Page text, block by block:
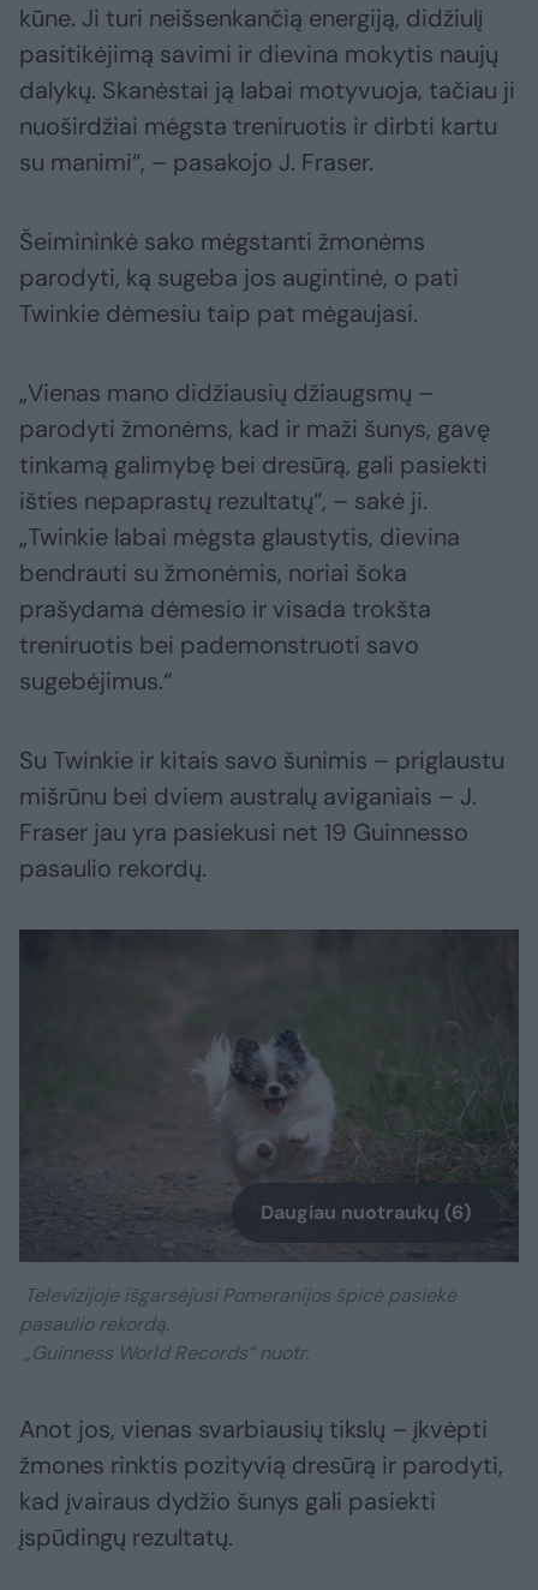
kūne. Ji turi neišsenkančią energiją, didžiulį
pasitikėjimą savimi ir dievina mokytis naujų
dalykų. Skanėstai ją labai motyvuoja, tačiau ji
nuoširdžiai mėgsta treniruotis ir dirbti kartu
su manimi“, – pasakojo J. Fraser.
Šeimininkė sako mėgstanti žmonėms
parodyti, ką sugeba jos augintinė, o pati
Twinkie dėmesiu taip pat mėgaujasi.
„Vienas mano didžiausių džiaugsmų –
parodyti žmonėms, kad ir maži šunys, gavę
tinkamą galimybę bei dresūrą, gali pasiekti
išties nepaprastų rezultatų“, – sakė ji.
„Twinkie labai mėgsta glaustytis, dievina
bendrauti su žmonėmis, noriai šoka
prašydama dėmesio ir visada trokšta
treniruotis bei pademonstruoti savo
sugebėjimus.“
Su Twinkie ir kitais savo šunimis – priglaustu
mišrūnu bei dviem australų aviganiais – J.
Fraser jau yra pasiekusi net 19 Guinnesso
pasaulio rekordų.
Daugiau nuotraukų (6)
Televizijoje išgarsėjusi Pomeranijos špicė pasiekė
pasaulio rekordą.
„Guinness World Records“ nuotr.
Anot jos, vienas svarbiausių tikslų – įkvėpti
žmones rinktis pozityvią dresūrą ir parodyti,
kad įvairaus dydžio šunys gali pasiekti
įspūdingų rezultatų.